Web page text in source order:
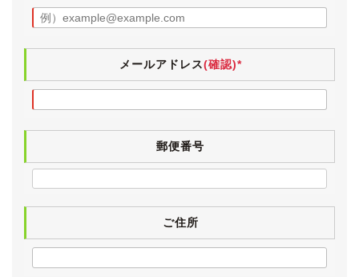
社外品ですが、前後２カメラタイプのドライブレコーダ
ーも装着されています。
ー・ナビタッチパネル・バックカメラ・ワンセグ・Ｃ
Ｄ・パワースライドドアは動作確認済みです。
≪各機関≫
試乗しましたところ、エンジンやＣＶＴに特に気になる
ところはございませんでした。
エアコンも問題なく効いています。
検査の厳しい業者オークション仕入れですので、実走行
と修復歴の無いことがきちんと確認されているお車で
メールアドレス(確認)*
郵便番号
ご住所